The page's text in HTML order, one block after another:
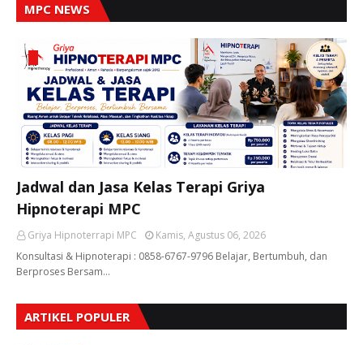
MPC NEWS
Jadwal dan Jasa Kelas Terapi Griya
Hipnoterapi MPC
Griya Hipnoterrapi MPC
Kamis, Agustus 06, 2026
Konsultasi & Hipnoterapi : 0858-6767-9796 Belajar, Bertumbuh, dan
Berproses Bersam…
ARTIKEL POPULER